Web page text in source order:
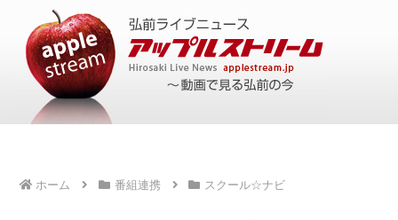
ホーム 番組連携 スクール☆ナビ